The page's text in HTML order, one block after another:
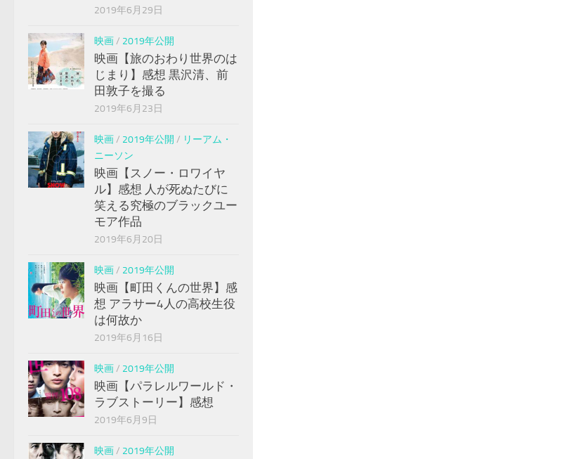
2019年6月29日
映画/ 2019年公開
映画【旅のおわり世界のは
じまり】感想 黒沢清、前
田敦子を撮る
2019年6月23日
映画/ 2019年公開 / リーアム・
ニーソン
映画【スノー・ロワイヤ
ル】感想 人が死ぬたびに
笑える究極のブラックユー
モア作品
2019年6月20日
映画/ 2019年公開
映画【町田くんの世界】感
想 アラサー4人の高校生役
は何故か
2019年6月16日
映画/ 2019年公開
映画【パラレルワールド・
ラブストーリー】感想
2019年6月9日
映画/ 2019年公開